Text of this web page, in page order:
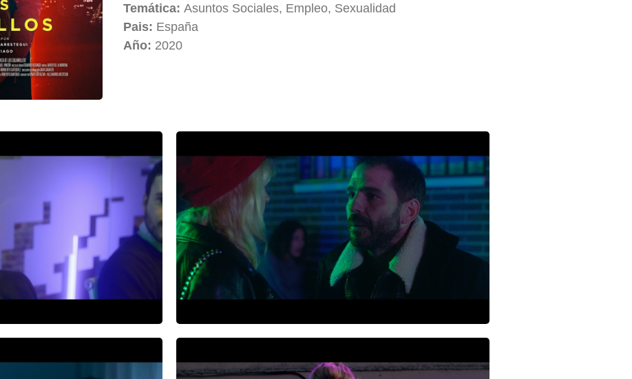
Temática:Asuntos Sociales, Empleo, Sexualidad
Pais: España
Año: 2020